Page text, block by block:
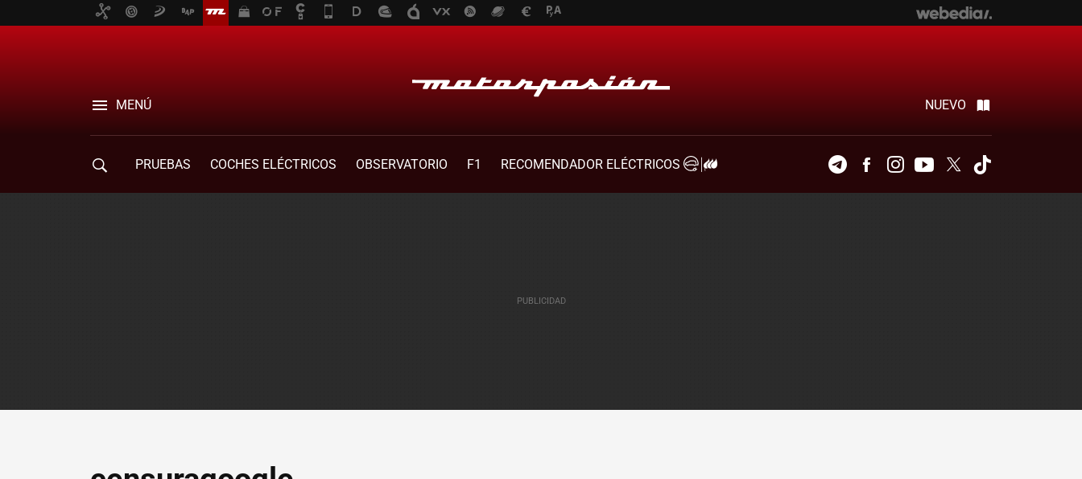
MENÚ NUEVO
PRUEBAS COCHES ELÉCTRICOS OBSERVATORIO F1
RECOMENDADOR ELÉCTRICOS
TelegramFacebookInstagramYoutubeTwitter